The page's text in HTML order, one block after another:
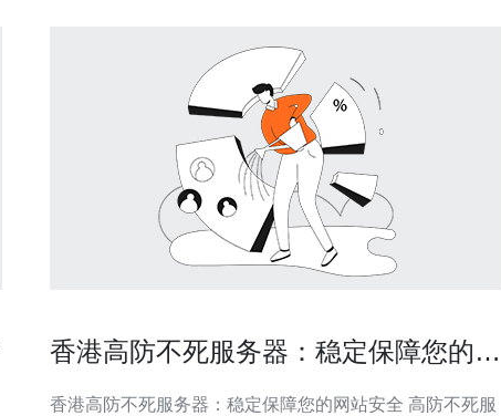
香港高防不死服务器：稳定保障您的网
香港高防不死服务器：稳定保障您的网站安全 高防不死服